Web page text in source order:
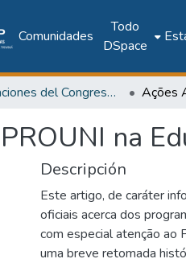
Comunidades
Todo
DSpace
Publicaciones del Congreso Internacional CLABES
na
Descripción
Este artigo, de caráter
oficiais acerca dos
com especial atenção ao
uma breve retomada